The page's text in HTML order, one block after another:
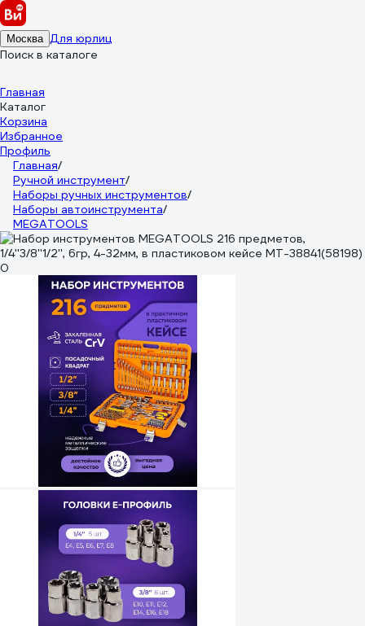
Москва Для юрлиц
Поиск в каталоге
Главная
Каталог
Корзина
Избранное
Профиль
Главная/
Ручной инструмент/
Наборы ручных инструментов/
Наборы автоинструмента/
MEGATOOLS